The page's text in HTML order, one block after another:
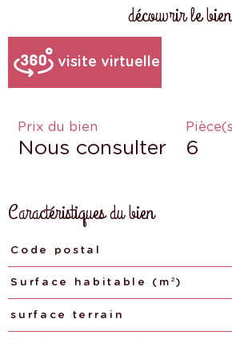
découvrir le bien
visite virtuelle
Prix du bien
Nous consulter 6
Caractéristiques du bien
Caractéristiques Valeurs
Code postal
Surface habitable (m²)
surface terrain